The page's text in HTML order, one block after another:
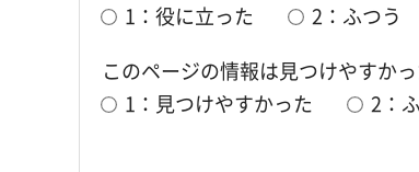
1：役に立った
2：ふつう
このページの情報は見つけやすか
1：見つけやすかった
2：